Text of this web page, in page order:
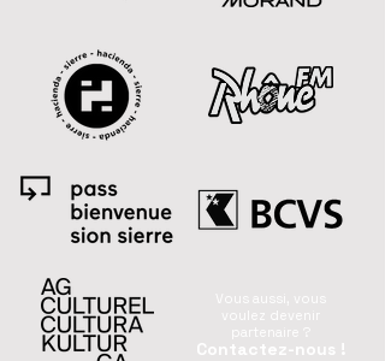
Vous aussi, vous
voulez devenir
partenaire ?
Contactez-nous !